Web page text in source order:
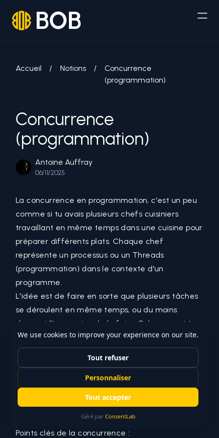
BOB
Accueil / Notions /
Concurrence
(programmation)
Concurrence
(programmation)
Antoine Auffray
06/11/2025
La concurrence en programmation, c'est un peu
comme si tu avais plusieurs chefs cuisiniers
travaillant en même temps dans une cuisine pour
préparer différents plats. Chaque chef
représente un processus ou un Threads
(programmation) dans le contexte d'un
programme.
L'idée est de faire en sorte que plusieurs tâches
se déroulent en même temps, ou du moins
donnent l'impression de le faire. Cela permet à
ton programme de gérer plus efficacement les
ressources de l'ordinateur et d'améliorer la
réactivité, surtout lorsque tu as des opérations
qui peuvent s'exécuter en parallèle
(Développement parallèle) ou qui attendent des
ressources externes, comme des données du
réseau ou des entrées de l'utilisateur.
Points clés de la concurrence :